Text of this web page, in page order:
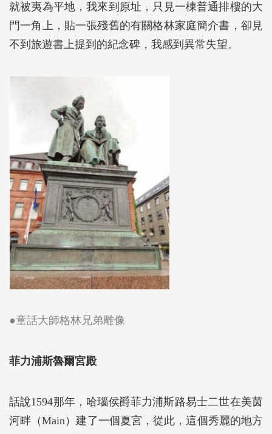
就被夷為平地，我來到原址，只見一棟普通排樓的大
門一角上，貼一張殘舊的有關格林家庭簡介書，卻見
不到旅遊書上提到的紀念碑，我感到異常失望。
●童話大師格林兄弟雕像
菲力浦斯魯爾宮殿
話說1594那年，哈瑙侯爵菲力浦斯路易士二世在美茵
河畔（Main）建了一個夏宮，從此，這個秀麗的地方